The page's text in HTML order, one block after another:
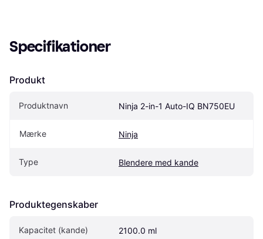
Specifikationer
Produkt
Produktnavn Ninja 2-in-1 Auto-IQ BN750EU
Mærke Ninja
Type Blendere med kande
Produktegenskaber
Kapacitet (kande) 2100.0 ml